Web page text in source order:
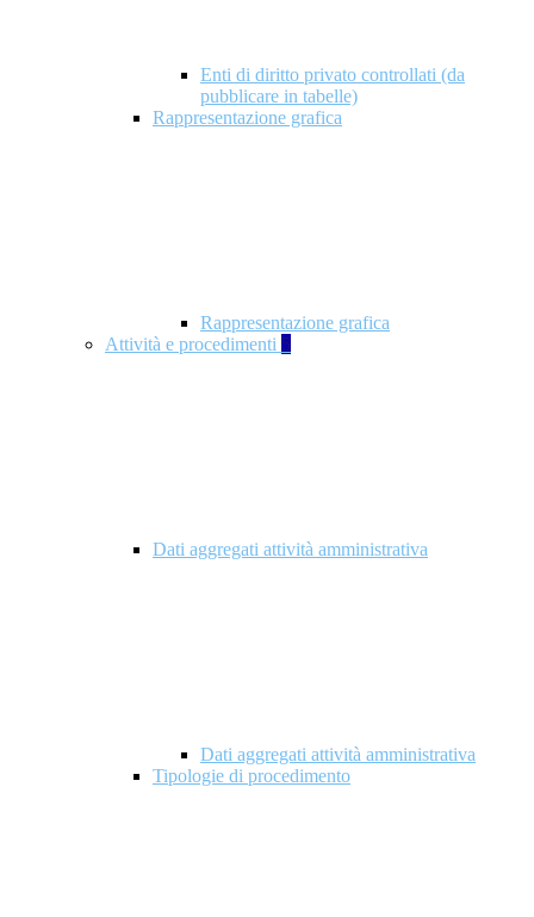
Enti di diritto privato controllati (da
pubblicare in tabelle)
Rappresentazione grafica
Rappresentazione grafica
Attività e procedimenti 5
Dati aggregati attività amministrativa
Dati aggregati attività amministrativa
Tipologie di procedimento